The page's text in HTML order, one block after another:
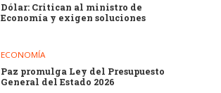
Dólar: Critican al ministro de
Economía y exigen soluciones
ECONOMÍA
Paz promulga Ley del Presupuesto
General del Estado 2026